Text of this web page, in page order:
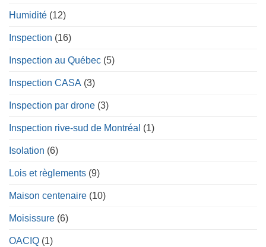
Humidité (12)
Inspection (16)
Inspection au Québec (5)
Inspection CASA (3)
Inspection par drone (3)
Inspection rive-sud de Montréal (1)
Isolation (6)
Lois et règlements (9)
Maison centenaire (10)
Moisissure (6)
OACIQ (1)